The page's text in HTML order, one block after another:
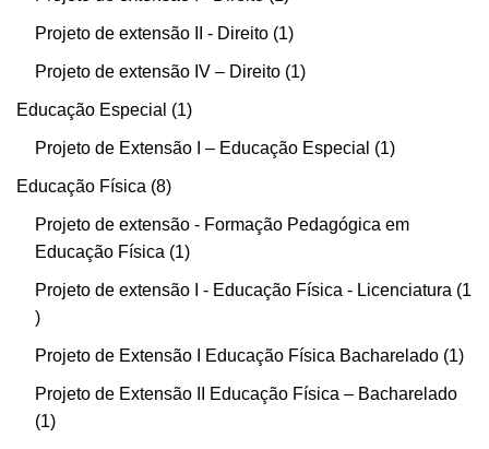
Projeto de extensão II - Direito 1
Projeto de extensão IV – Direito 1
Educação Especial 1
Projeto de Extensão I – Educação Especial 1
Educação Física 8
Projeto de extensão - Formação Pedagógica em
Educação Física
1
Projeto de extensão I - Educação Física - Licenciatura 1
Projeto de Extensão I Educação Física Bacharelado 1
Projeto de Extensão II Educação Física – Bacharelado
1